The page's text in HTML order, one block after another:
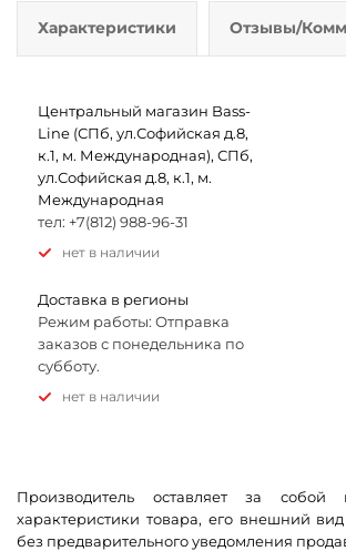
Характеристики Отзывы/
Центральный магазин Bass-
Line (СПб, ул.Софийская д.8,
к.1, м. Международная), СПб,
ул.Софийская д.8, к.1, м.
Международная
тел: +7(812) 988-96-31
Нет в наличии
Доставка в регионы
Режим работы: Отправка
заказов с понедельника по
субботу.
Нет в наличии
Производитель оставляет за собой
характеристики товара, его внешний
без предварительного уведомления